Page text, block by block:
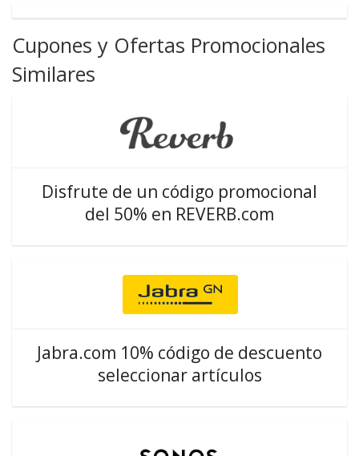
Cupones y Ofertas Promocionales
Similares
Disfrute de un código promocional
del 50% en REVERB.com
Jabra.com 10% código de descuento
seleccionar artículos